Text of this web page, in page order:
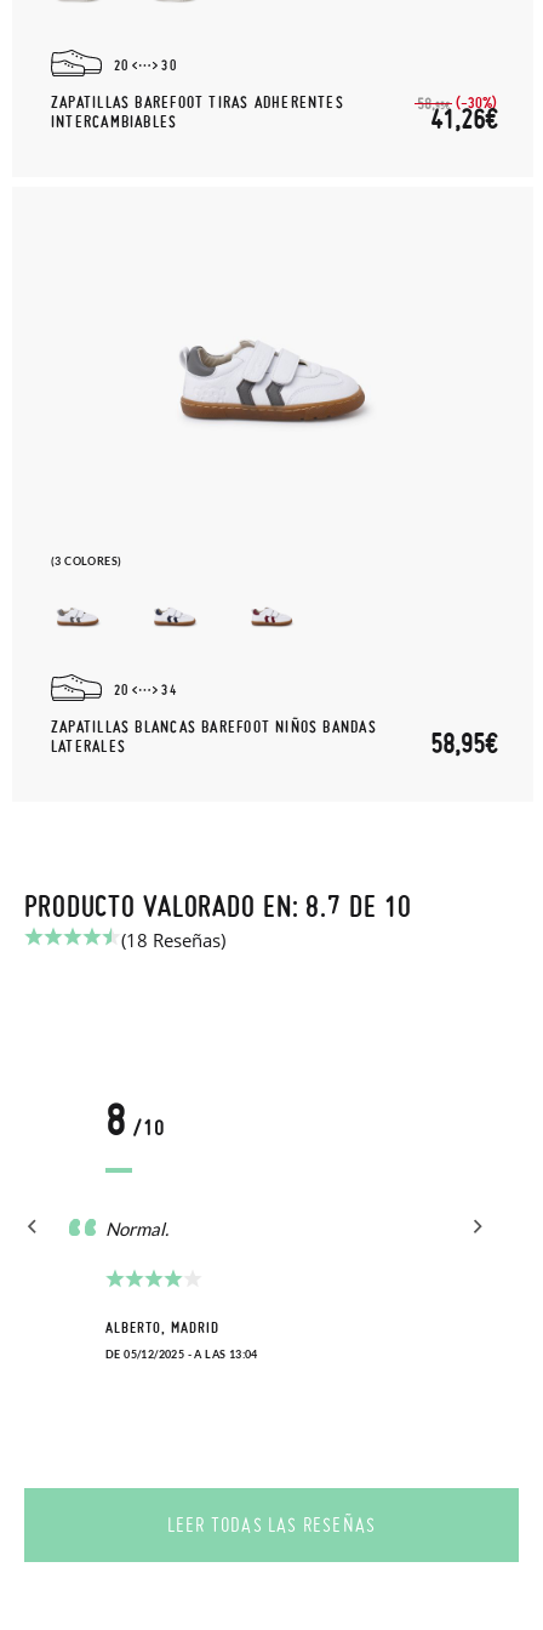
20 30
ZAPATILLAS BAREFOOT TIRAS ADHERENTES
INTERCAMBIABLES
58,95€ (-30%)
41,26€
(3 COLORES)
20 34
ZAPATILLAS BLANCAS BAREFOOT NIÑOS BANDAS
LATERALES
58,95€
PRODUCTO VALORADO EN: 8.7 DE 10
(18 Reseñas)
8 /10
Normal.
ALBERTO, MADRID
DE 05/12/2025 - A LAS 13:04
LEER TODAS LAS RESEÑAS